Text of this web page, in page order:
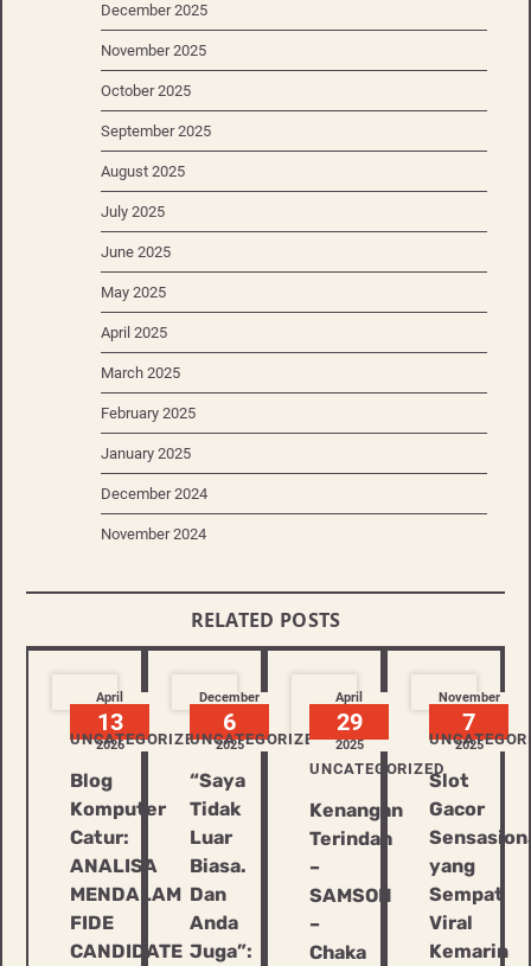
December 2025
November 2025
October 2025
September 2025
August 2025
July 2025
June 2025
May 2025
April 2025
March 2025
February 2025
January 2025
December 2024
November 2024
RELATED POSTS
April
13
2026
UNCATEGORIZED
Blog
Komputer
Catur:
ANALISA
MENDALAM
FIDE
CANDIDATE
December
6
2025
UNCATEGORIZED
“Saya
Tidak
Luar
Biasa.
Dan
Anda
Juga”:
April
29
2025
UNCATEGORIZED
Kenangan
Terindah
–
SAMSON
–
Chaka
November
7
2025
Slot
Gacor
yang
Sempat
Viral
Kemarin